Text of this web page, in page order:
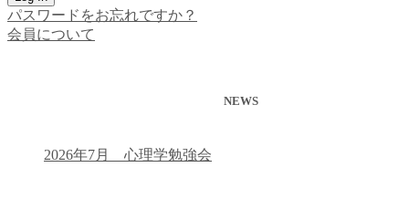
パスワードをお忘れですか？
会員について
NEWS
2026年7月 心理学勉強会